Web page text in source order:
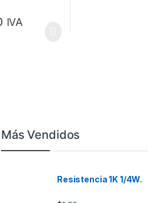
IVA
Más Vendidos
Resistencia 1K 1/4W.